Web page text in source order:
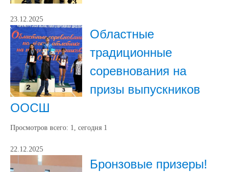
23.12.2025
Областные
традиционные
соревнования на
призы выпускников
ООСШ
Просмотров всего: 1, сегодня 1
22.12.2025
Бронзовые призеры!